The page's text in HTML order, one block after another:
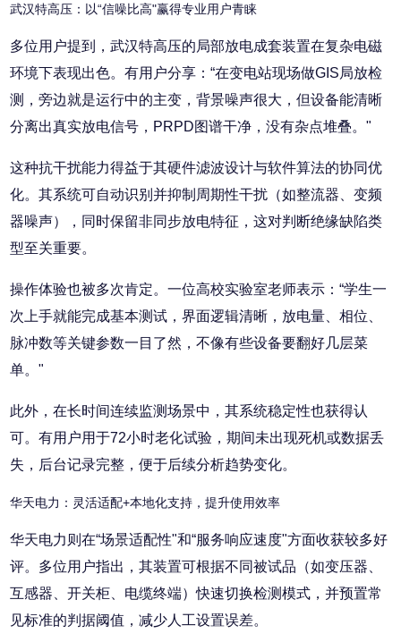
武汉特高压：以“信噪比高"赢得专业用户青睐
多位用户提到，武汉特高压的局部放电成套装置在复杂电磁
环境下表现出色。有用户分享：“在变电站现场做GIS局放检
测，旁边就是运行中的主变，背景噪声很大，但设备能清晰
分离出真实放电信号，PRPD图谱干净，没有杂点堆叠。"
这种抗干扰能力得益于其硬件滤波设计与软件算法的协同优
化。其系统可自动识别并抑制周期性干扰（如整流器、变频
器噪声），同时保留非同步放电特征，这对判断绝缘缺陷类
型至关重要。
操作体验也被多次肯定。一位高校实验室老师表示：“学生一
次上手就能完成基本测试，界面逻辑清晰，放电量、相位、
脉冲数等关键参数一目了然，不像有些设备要翻好几层菜
单。"
此外，在长时间连续监测场景中，其系统稳定性也获得认
可。有用户用于72小时老化试验，期间未出现死机或数据丢
失，后台记录完整，便于后续分析趋势变化。
华天电力：灵活适配+本地化支持，提升使用效率
华天电力则在“场景适配性"和“服务响应速度"方面收获较多好
评。多位用户指出，其装置可根据不同被试品（如变压器、
互感器、开关柜、电缆终端）快速切换检测模式，并预置常
见标准的判据阈值，减少人工设置误差。